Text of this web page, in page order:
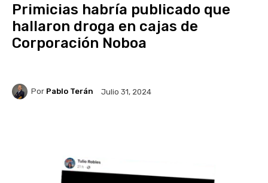
Primicias habría publicado que
hallaron droga en cajas de
Corporación Noboa
Por Pablo Terán Julio 31, 2024